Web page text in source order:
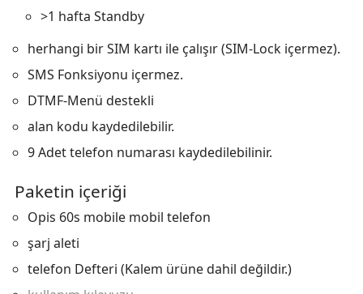
>1 hafta Standby
herhangi bir SIM kartı ile çalışır (SIM-Lock içermez).
SMS Fonksiyonu içermez.
DTMF-Menü destekli
alan kodu kaydedilebilir.
9 Adet telefon numarası kaydedilebilinir.
Paketin içeriği
Opis 60s mobile mobil telefon
şarj aleti
telefon Defteri (Kalem ürüne dahil değildir.)